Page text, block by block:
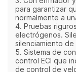
para garantizar
normalmente a
4. Pruebas
electrógenos.
silenciamiento de
5. Sistema de
control ECI que
de control de